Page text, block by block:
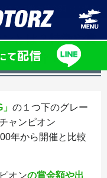
は？特徴や賞金額・出場条
とは？特徴や賞
をご紹介！
の１つ下のグレー
ャンピオン
年から開催と比較
オンの賞金額や出